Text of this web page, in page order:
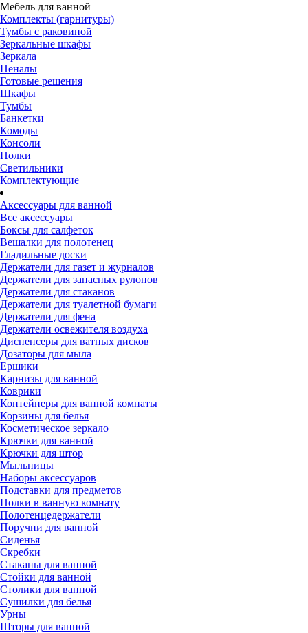
Мебель для ванной
Комплекты (гарнитуры)
Тумбы с раковиной
Зеркальные шкафы
Зеркала
Пеналы
Готовые решения
Шкафы
Тумбы
Банкетки
Комоды
Консоли
Полки
Светильники
Комплектующие
Аксессуары для ванной
Все аксессуары
Боксы для салфеток
Вешалки для полотенец
Гладильные доски
Держатели для газет и журналов
Держатели для запасных рулонов
Держатели для стаканов
Держатели для туалетной бумаги
Держатели для фена
Держатели освежителя воздуха
Диспенсеры для ватных дисков
Дозаторы для мыла
Ершики
Карнизы для ванной
Коврики
Контейнеры для ванной комнаты
Корзины для белья
Косметическое зеркало
Крючки для ванной
Крючки для штор
Мыльницы
Наборы аксессуаров
Подставки для предметов
Полки в ванную комнату
Полотенцедержатели
Поручни для ванной
Сиденья
Скребки
Стаканы для ванной
Стойки для ванной
Столики для ванной
Сушилки для белья
Урны
Шторы для ванной